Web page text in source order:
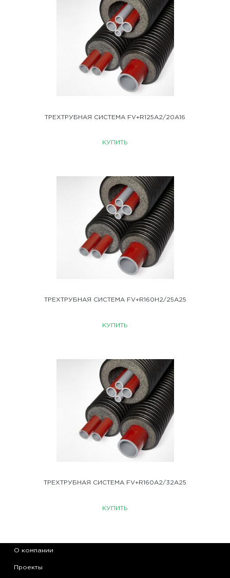
ТРЕХТРУБНАЯ СИСТЕМА FV+R125A2/20A16
КУПИТЬ
ТРЕХТРУБНАЯ СИСТЕМА FV+R160H2/25A25
КУПИТЬ
ТРЕХТРУБНАЯ СИСТЕМА FV+R160A2/32A25
КУПИТЬ
О компании
Проекты